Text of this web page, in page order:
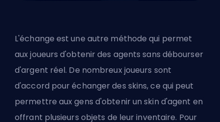
L'échange est une autre méthode qui permet
aux joueurs d'obtenir des agents sans débourser
d'argent réel. De nombreux joueurs sont
d'accord pour échanger des skins, ce qui peut
permettre aux gens d'obtenir un skin d'agent en
offrant plusieurs objets de leur inventaire. Pour